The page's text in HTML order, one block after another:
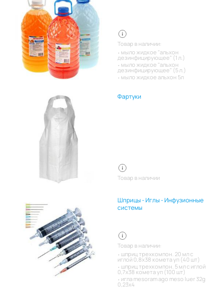
Товар в наличии:
мыло жидкое "альхон
дезинфицирующее" (1 л.)
мыло жидкое "альхон
дезинфицирующее" (5 л.)
мыло жидкое альхон 5л
Фартуки
Товар в наличии
Шприцы - Иглы - Инфузионные
системы
Товар в наличии:
шприц трехкомпон. 20 мл с
иглой 0,8х38 комета уп (40 шт)
шприц трехкомпон. 5 мл с иглой
0,7х38 комета уп (100 шт)
игла mesoram ago meso luer 32g
0,23x4